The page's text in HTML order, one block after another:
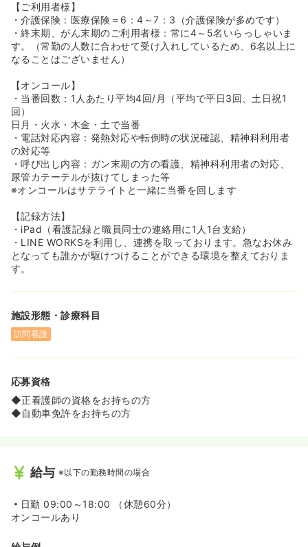
【ご利用者様】
・介護保険：医療保険＝6：4～7：3（介護保険が多めです）
・終末期、がん末期のご利用者様：常に4～5名いらっしゃいま
す。（常勤の人数に合わせて受け入れしているため、6名以上に
なることはございません）
【オンコール】
・当番回数：1人あたり平均4回/月（平均で平日3回、土日祝1
回）
日月・火水・木金・土で当番
・電話対応内容：発熱対応や転倒時の状況確認、精神科利用者
の対応等
・呼び出し内容：ガン末期の方の看護、精神科利用者の対応、
尿管カテーテルが抜けてしまった等
※オンコールはサテライトと一緒に当番を回します
【記録方法】
・iPad（看護記録と職員同士の連絡用に1人1台支給）
・LINE WORKSを利用し、連携を取っております。急なお休み
となっても誰かが駆けつけることができる環境を整えておりま
す。
施設形態・診療科目
訪問看護
応募資格
◆正看護師の資格をお持ちの方
◆自動車免許をお持ちの方
給与 ※以下の勤務時間の場合
日勤 09:00～18:00 （休憩60分）
オンコールあり